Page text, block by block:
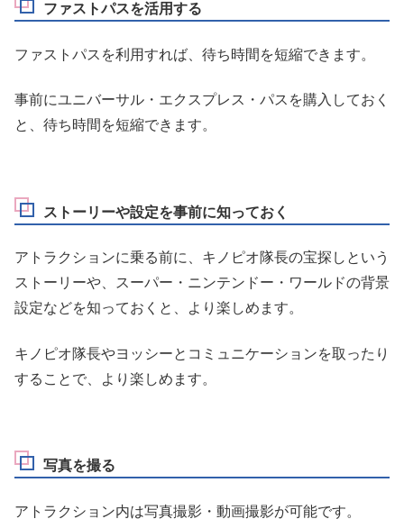
ファストパスを活用する
ファストパスを利用すれば、待ち時間を短縮できます。
事前にユニバーサル・エクスプレス・パスを購入しておく
と、待ち時間を短縮できます。
ストーリーや設定を事前に知っておく
アトラクションに乗る前に、キノピオ隊長の宝探しという
ストーリーや、スーパー・ニンテンドー・ワールドの背景
設定などを知っておくと、より楽しめます。
キノピオ隊長やヨッシーとコミュニケーションを取ったり
することで、より楽しめます。
写真を撮る
アトラクション内は写真撮影・動画撮影が可能です。